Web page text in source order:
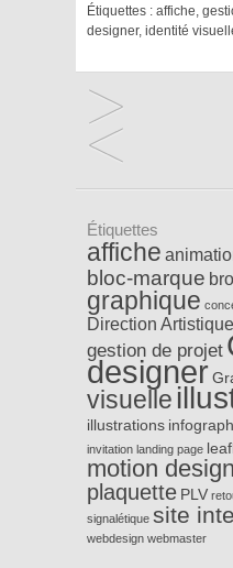
Étiquettes : affiche,
designer, identité
Étiquettes
affiche
bloc-marque
graphique
Direction Artistique
gestion de projet
designer
visuelle
illustrations
invitation landing page
motion design
plaquette PLV
signalétique site
webdesign webmaster